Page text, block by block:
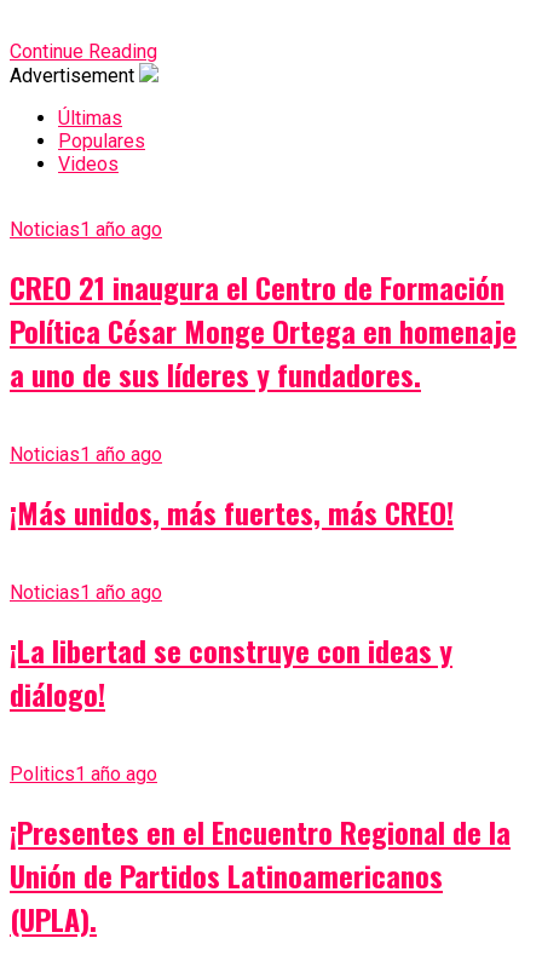
Continue Reading
Advertisement
Últimas
Populares
Videos
Noticias1 año ago
CREO 21 inaugura el Centro de Formación
Política César Monge Ortega en homenaje
a uno de sus líderes y fundadores.
Noticias1 año ago
¡Más unidos, más fuertes, más CREO!
Noticias1 año ago
¡La libertad se construye con ideas y
diálogo!
Politics1 año ago
¡Presentes en el Encuentro Regional de la
Unión de Partidos Latinoamericanos
(UPLA).